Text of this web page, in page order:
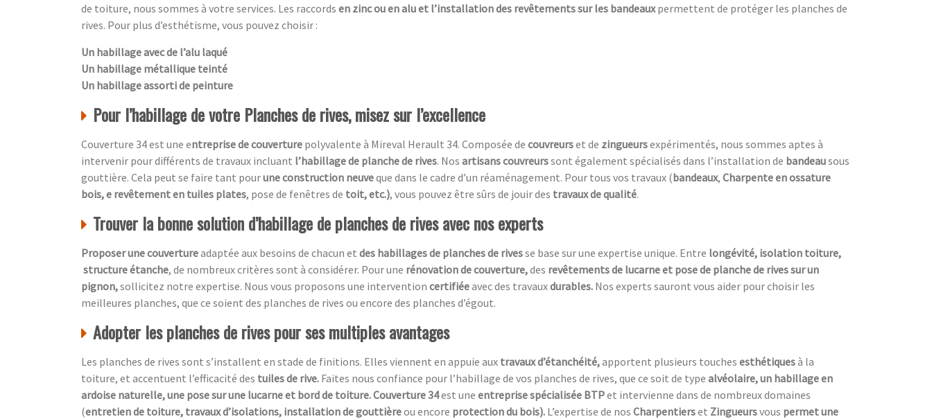
de toiture, nous sommes à votre services. Les raccords en zinc ou en alu et l’installation des revêtements sur les bandeauxpermettent de protéger les planches de
rives. Pour plus d’esthétisme, vous pouvez choisir :
Un habillage avec de l’alu laqué
Un habillage métallique teinté
Un habillage assorti de peinture
Pour l’habillage de votre Planches de rives, misez sur l’excellence
Couverture 34 est une entreprise de couverture polyvalente à Mireval Herault 34. Composée de couvreurset de zingueursexpérimentés, nous sommes aptes à
intervenir pour différents de travaux incluant l’habillage de planche de rives. Nos artisans couvreurssont également spécialisés dans l’installation de bandeausous
gouttière. Cela peut se faire tant pourune construction neuveque dans le cadre d’un réaménagement. Pour tous vos travaux (bandeaux, Charpente en ossature
bois, e revêtement en tuiles plates, pose de fenêtres de toit, etc.), vous pouvez être sûrs de jouir des travaux de qualité.
Trouver la bonne solution d’habillage de planches de rives avec nos experts
Proposer une couvertureadaptée aux besoins de chacun et des habillages de planches de rivesse base sur une expertise unique. Entre longévité, isolation toiture,
structure étanche, de nombreux critères sont à considérer. Pour une rénovation de couverture,des revêtements de lucarne et pose de planche de rives sur un
pignon,sollicitez notre expertise. Nous vous proposons une intervention certifiéeavec des travauxdurables. Nos experts sauront vous aider pour choisir les
meilleures planches, que ce soient des planches de rives ou encore des planches d’égout.
Adopter les planches de rives pour ses multiples avantages
Les planches de rives sont s’installent en stade de finitions. Elles viennent en appuie aux travaux d’étanchéité,apportent plusieurs touches esthétiquesà la
toiture, et accentuent l’efficacité des tuiles de rive. Faites nous confiance pour l’habillage de vos planches de rives, que ce soit de type alvéolaire, un habillage en
ardoise naturelle, une pose sur une lucarne et bord de toiture. Couverture 34est une entreprise spécialisée BTPet intervienne dans de nombreux domaines
(entretien de toiture, travaux d’isolations, installation de gouttièreou encore protection du bois). L’expertise de nos Charpentierset Zingueursvous permet une